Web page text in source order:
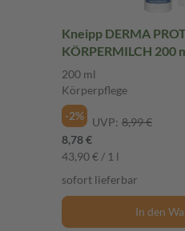
Kneipp DERMA
KÖRPERMILCH 200
200 ml
Körperpflege
-2%
UVP: 8,99 €
8,78 €
43,90 € / 1 l
sofort lieferbar
In den